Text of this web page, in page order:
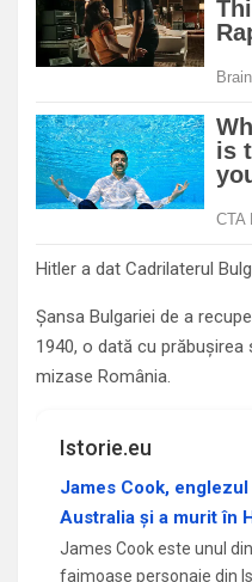
Hitler a dat Cadrilaterul
Șansa Bulgariei de a
1940, o dată cu
mizase România.
Istorie.eu
James Cook,
Australia și a murit în
James Cook este unul
faimoase personaje din